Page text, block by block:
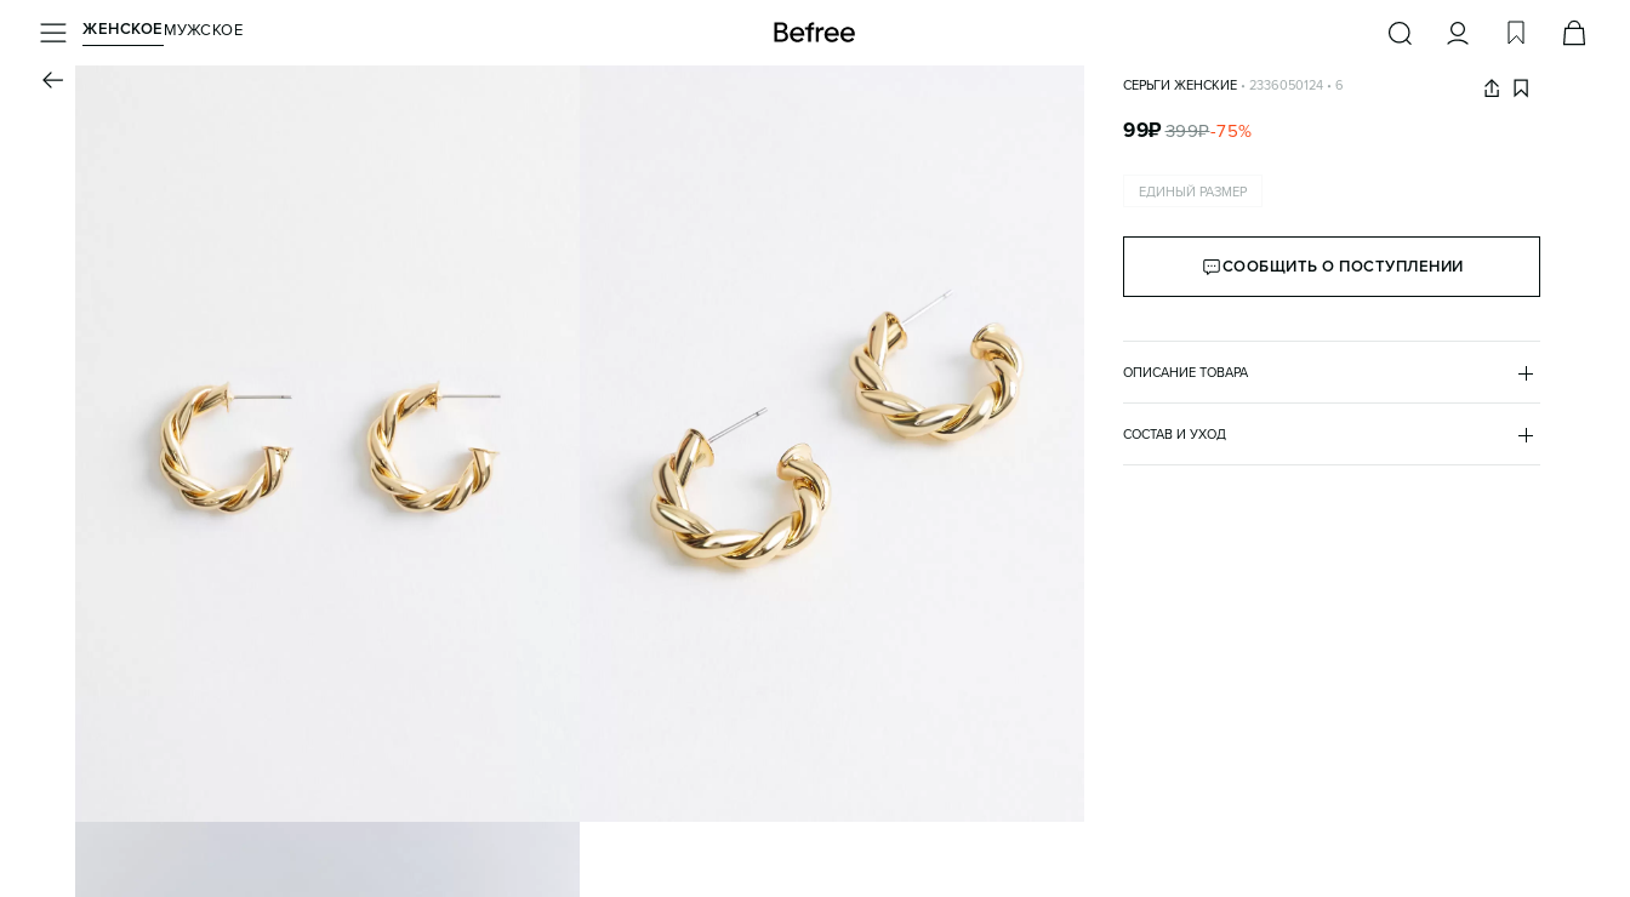
ЖЕНСКОЕМУЖСКОЕ
СЕРЬГИ ЖЕНСКИЕ • 2336050124 • 6
99₽399₽-75%
СООБЩИТЬ О ПОСТУПЛЕНИИ
ЕДИНЫЙ РАЗМЕР
ОПИСАНИЕ ТОВАРА
ЖЕЛТЫЙ • 6
СОСТАВ И УХОД